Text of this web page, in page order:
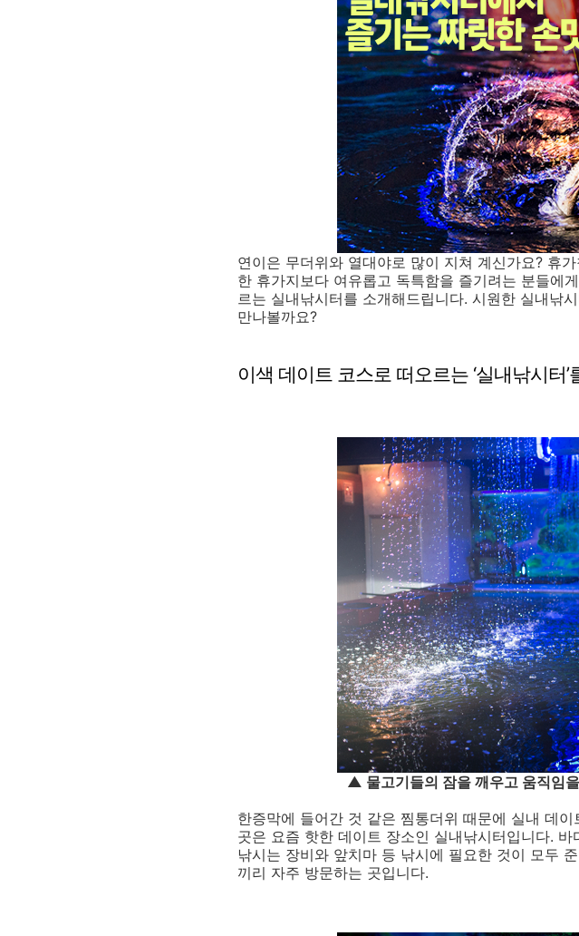
연이은 무더위와 열대야로 많이 지쳐 계신가요? 휴
한 휴가지보다 여유롭고 독특함을 즐기려는 분들에
르는 실내낚시터를 소개해드립니다. 시원한 실내낚
만나볼까요?
이색 데이트 코스로 떠오르는 ‘실내낚시터
▲ 물고기들의 잠을 깨우고 움직임
한증막에 들어간 것 같은 찜통더위 때문에 실내 데
곳은 요즘 핫한 데이트 장소인 실내낚시터입니다.
낚시는 장비와 앞치마 등 낚시에 필요한 것이 모두
끼리 자주 방문하는 곳입니다.